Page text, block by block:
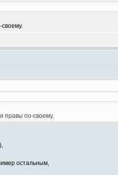
правы по-своему.
остальным,